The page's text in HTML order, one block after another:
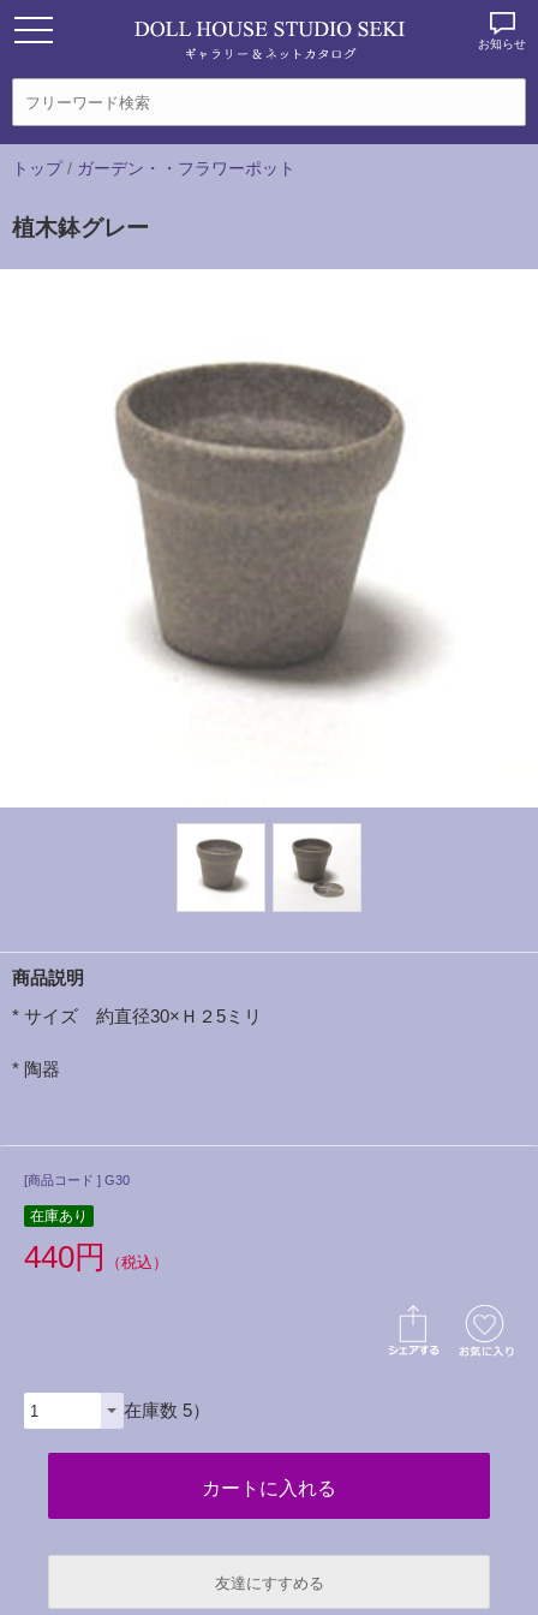
お知らせ
トップ/ ガーデン・・フラワーポット
植木鉢グレー
商品説明
* サイズ 約直径30×Ｈ２5ミリ
* 陶器
[商品コード ] G30
在庫あり
440円 （税込）
（在庫数 5）
友達にすすめる